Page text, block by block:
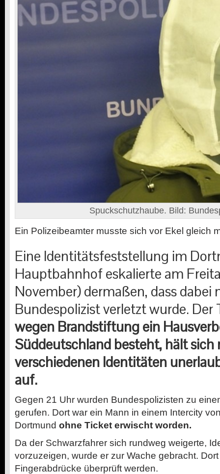
Spuckschutzhaube. Bild:
Ein Polizeibeamter musste sich vor Ekel gleich
Eine Identitätsfeststellung im
Hauptbahnhof eskalierte am
November) dermaßen, dass dabei
Bundespolizist verletzt wurde. Der
wegen Brandstiftung ein
Süddeutschland besteht, hält sich
verschiedenen Identitäten
auf.
Gegen 21 Uhr wurden Bundespolizisten zu
gerufen. Dort war ein Mann in einem Intercity
Dortmund ohne Ticket erwischt worden.
Da der Schwarzfahrer sich rundweg weigerte,
vorzuzeigen, wurde er zur Wache gebracht.
Fingerabdrücke überprüft werden.